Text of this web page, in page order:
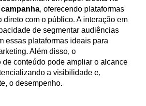
, oferecendo plataformas
direto com o público. A interação em
de segmentar audiências
essas plataformas ideais para
Além disso, o
de conteúdo pode ampliar o alcance
a visibilidade e,
o desempenho.